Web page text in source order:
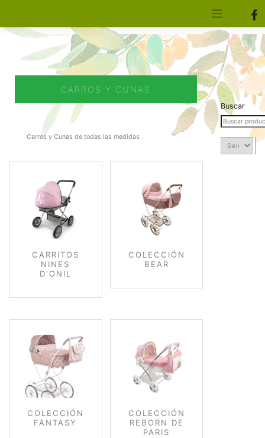
CARROS Y CUNAS
Carros y Cunas de todas las medidas
CARRITOS
NINES
D'ONIL
COLECCIÓN
BEAR
COLECCIÓN
FANTASY
COLECCIÓN
REBORN DE
PARIS
Buscar